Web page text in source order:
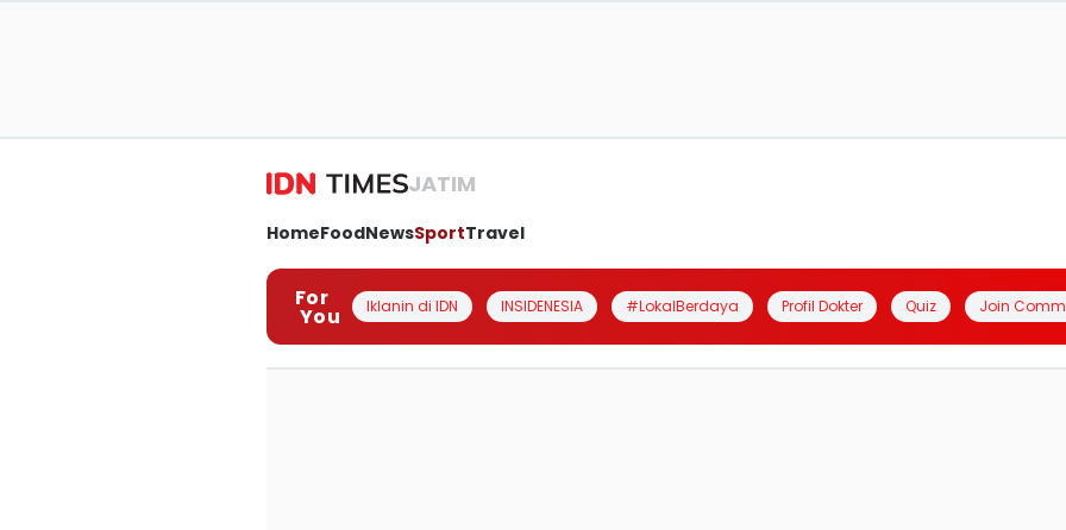
JATIM
HomeFoodNewsSportTravel
For
You Iklanin di IDN INSIDENESIA #LokalBerdaya Profil Dokter Quiz Join